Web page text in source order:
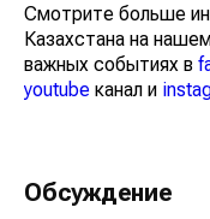
Смотрите больше
Казахстана на
важных событиях в
youtube канал и
Обсуждение